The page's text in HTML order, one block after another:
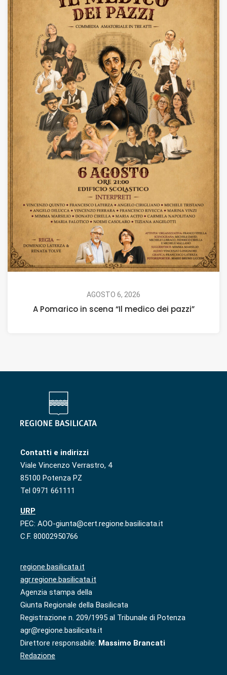
AGOSTO 6, 2026
A Pomarico in scena “Il medico dei pazzi”
Contatti e indirizzi
Viale Vincenzo Verrastro, 4
85100 Potenza PZ
Tel 0971 661111
URP
PEC: AOO-giunta@cert.regione.basilicata.it
C.F. 80002950766
regione.basilicata.it
agr.regione.basilicata.it
Agenzia stampa della
Giunta Regionale della Basilicata
Registrazione n. 209/1995 al Tribunale di Potenza
agr@regione.basilicata.it
Direttore responsabile: Massimo Brancati
Redazione